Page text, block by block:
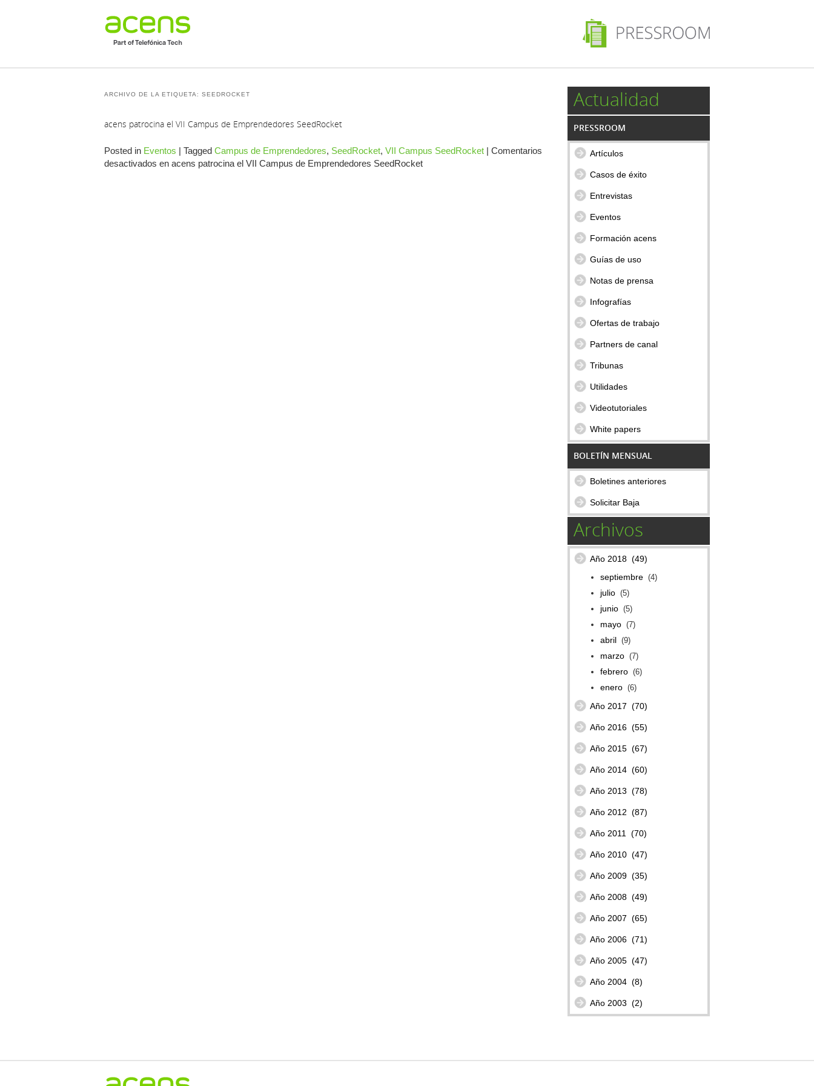
ARCHIVO DE LA ETIQUETA: SEEDROCKET
acens patrocina el VII Campus de Emprendedores SeedRocket
Posted in Eventos | Tagged Campus de Emprendedores, SeedRocket, VII Campus SeedRocket | Comentarios
desactivados en acens patrocina el VII Campus de Emprendedores SeedRocket
Actualidad
PRESSROOM
Artículos
Casos de éxito
Entrevistas
Eventos
Formación acens
Guías de uso
Notas de prensa
Infografías
Ofertas de trabajo
Partners de canal
Tribunas
Utilidades
Videotutoriales
White papers
BOLETÍN MENSUAL
Boletines anteriores
Solicitar Baja
Archivos
Año 2018 (49)
septiembre (4)
julio (5)
junio (5)
mayo (7)
abril (9)
marzo (7)
febrero (6)
enero (6)
Año 2017 (70)
Año 2016 (55)
Año 2015 (67)
Año 2014 (60)
Año 2013 (78)
Año 2012 (87)
Año 2011 (70)
Año 2010 (47)
Año 2009 (35)
Año 2008 (49)
Año 2007 (65)
Año 2006 (71)
Año 2005 (47)
Año 2004 (8)
Año 2003 (2)